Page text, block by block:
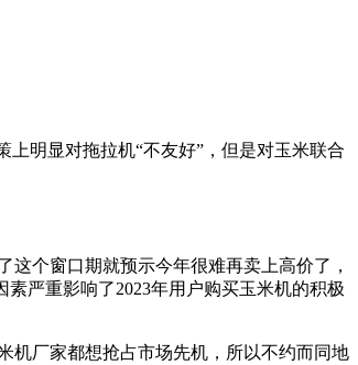
明显对拖拉机“不友好”，但是对玉米联合
个窗口期就预示今年很难再卖上高价了，
严重影响了2023年用户购买玉米机的积极
机厂家都想抢占市场先机，所以不约而同地